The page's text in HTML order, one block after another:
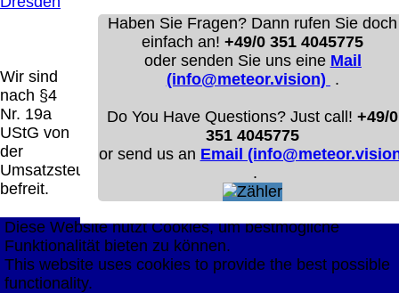
Wir sind
nach §4
Nr. 19a
UStG von
der
Umsatzsteuer
befreit.
Haben Sie Fragen? Dann rufen Sie doch
einfach an!+49/0 351 4045775
oder senden Sie uns eine Mail
(info@meteor.vision) .
Do You Have Questions? Just call!+49/0
351 4045775
or send us an Email
.
Homepage angebrachten Links.
Die Europäische Kommission stellt eine
Plattform zur Online-Streitbeilegung (OS)
bereit. Die Plattform finden Sie unter
http://ec.europa.eu/consumers/odr/Unsere E-
Mailadresse lautet:
info@meteor.vision.
Seitenanfang
Impressum AGB Widerruf
Datenschutz
Urheberrechte Kontakt
Links
Katalog (PDF) Sitemap
große Anzeige
Diese Website nutzt Cookies, um bestmögliche
Funktionalität bieten zu können.
This website uses cookies to provide the best possible
functionality.